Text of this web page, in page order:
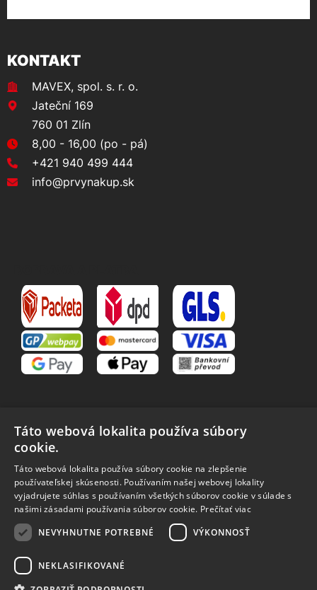
KONTAKT
MAVEX, spol. s. r. o.
Jateční 169
760 01 Zlín
8,00 - 16,00 (po - pá)
+421 940 499 444
info@prvynakup.sk
VŠETKO O NÁKUPE
O nás
Obchodné podmienky
Reklamačný poriadok
Reklamácia
Vrátenie tovaru
Spôsoby dopravy
Spracovanie osobných
údajov
Táto webová lokalita používa súbory
cookie.
Táto webová lokalita používa súbory cookie na zlepšenie
používateľskej skúsenosti. Používaním našej webovej lokality
vyjadrujete súhlas s používaním všetkých súborov cookie v súlade s
našimi zásadami používania súborov cookie. Prečítať viac
NEVYHNUTNE POTREBNÉ
VÝKONNOSŤ
NEKLASIFIKOVANÉ